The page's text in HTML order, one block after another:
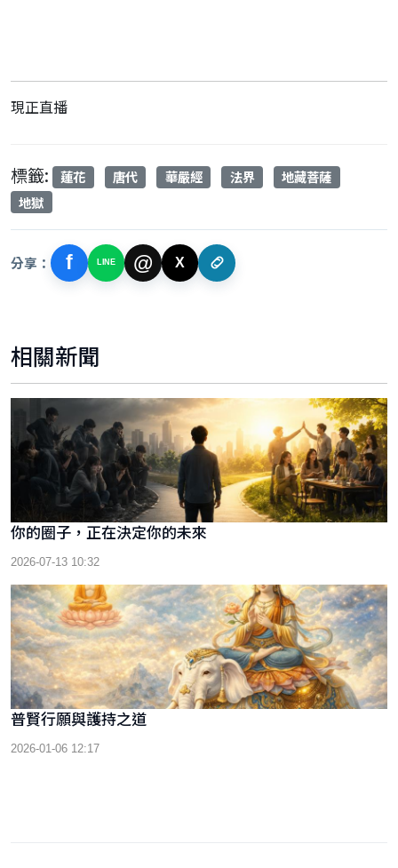
現正直播
標籤: 蓮花 唐代 華嚴經 法界
地藏菩薩
地獄
分享： f LINE @ X
相關新聞
你的圈子，正在決定你的未來
2026-07-13 10:32
普賢行願與護持之道
2026-01-06 12:17